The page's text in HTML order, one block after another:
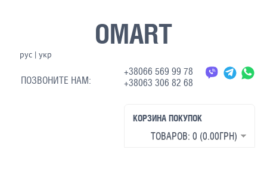
OMART
рус| укр
ПОЗВОНИТЕ НАМ:
+38066 569 99 78
+38063 306 82 68
КОРЗИНА ПОКУПОК
ТОВАРОВ: 0 (0.00ГРН)